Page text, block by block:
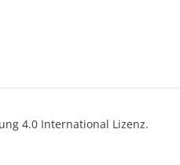
4.0 International Lizenz.